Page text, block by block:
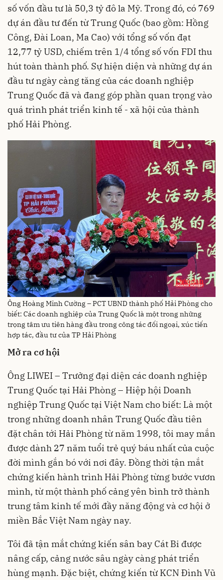
số vốn đầu tư là 50,3 tỷ đô la Mỹ. Trong đó, có 769
dự án đầu tư đến từ Trung Quốc (bao gồm: Hồng
Công, Đài Loan, Ma Cao) với tổng số vốn đạt
12,77 tỷ USD, chiếm trên 1/4 tổng số vốn FDI thu
hút toàn thành phố. Sự hiện diện và những dự án
đầu tư ngày càng tăng của các doanh nghiệp
Trung Quốc đã và đang góp phần quan trọng vào
quá trình phát triển kinh tế - xã hội của thành
phố Hải Phòng.
Ông Hoàng Minh Cường – PCT UBND thành phố Hải Phòng cho
biết: Các doanh nghiệp của Trung Quốc là một trong những
trọng tâm ưu tiên hàng đầu trong công tác đối ngoại, xúc tiến
hợp tác, đầu tư của TP Hải Phòng
Mở ra cơ hội
Ông LIWEI – Trưởng đại diện các doanh nghiệp
Trung Quốc tại Hải Phòng – Hiệp hội Doanh
nghiệp Trung Quốc tại Việt Nam cho biết: Là một
trong những doanh nhân Trung Quốc đầu tiên
đặt chân tới Hải Phòng từ năm 1998, tôi may mắn
được dành 27 năm tuổi trẻ quý báu nhất của cuộc
đời mình gắn bó với nơi đây. Đồng thời tận mắt
chứng kiến hành trình Hải Phòng từng bước vươn
mình, từ một thành phố cảng yên bình trở thành
trung tâm kinh tế mới đầy năng động và cơ hội ở
miền Bắc Việt Nam ngày nay.
Tôi đã tận mắt chứng kiến sân bay Cát Bi được
nâng cấp, cảng nước sâu ngày càng phát triển
hùng mạnh. Đặc biệt, chứng kiến từ KCN Đình Vũ